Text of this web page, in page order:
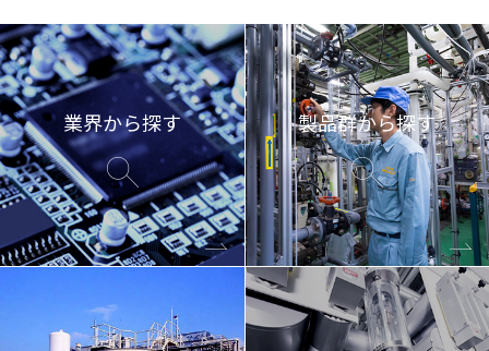
業界から探す 製品群から探す